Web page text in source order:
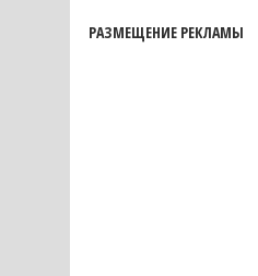
РАЗМЕЩЕНИЕ РЕКЛАМЫ